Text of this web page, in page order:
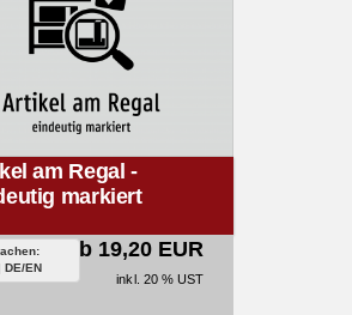
am Regal -
markiert
DE/EN
ab 19,20 EUR
inkl. 20 % UST